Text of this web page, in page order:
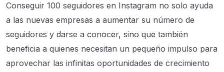
Conseguir 100 seguidores en Instagram no solo ayuda
a las nuevas empresas a aumentar su número de
seguidores y darse a conocer, sino que también
beneficia a quienes necesitan un pequeño impulso para
aprovechar las infinitas oportunidades de crecimiento